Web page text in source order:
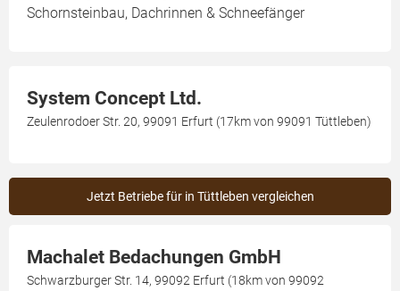
Schornsteinbau, Dachrinnen & Schneefänger
System Concept Ltd.
Zeulenrodoer Str. 20, 99091 Erfurt (17km von 99091 Tüttleben)
Jetzt Betriebe für in Tüttleben vergleichen
Machalet Bedachungen GmbH
Schwarzburger Str. 14, 99092 Erfurt (18km von 99092